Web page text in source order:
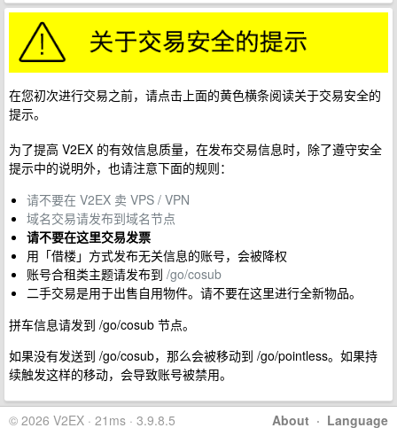
在您初次进行交易之前，请点击上面的黄色横条阅读关于交易安全的
提示。
为了提高 V2EX 的有效信息质量，在发布交易信息时，除了遵守安全
提示中的说明外，也请注意下面的规则：
请不要在 V2EX 卖 VPS / VPN
域名交易请发布到域名节点
请不要在这里交易发票
用「借楼」方式发布无关信息的账号，会被降权
账号合租类主题请发布到 /go/cosub
二手交易是用于出售自用物件。请不要在这里进行全新物品。
拼车信息请发到 /go/cosub 节点。
如果没有发送到 /go/cosub，那么会被移动到 /go/pointless。如果持
续触发这样的移动，会导致账号被禁用。
About · Language
© 2026 V2EX · 21ms · 3.9.8.5